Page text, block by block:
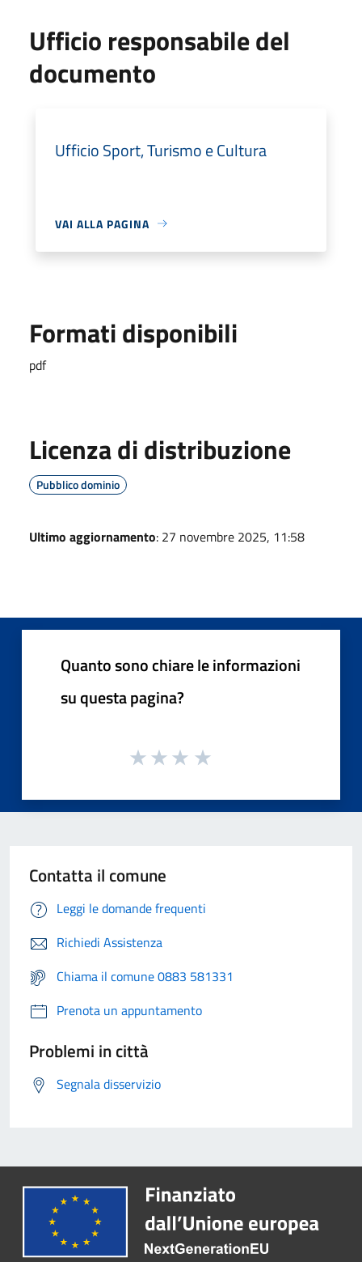
Ufficio responsabile del
documento
Ufficio Sport, Turismo e Cultura
VAI ALLA PAGINA
Formati disponibili
pdf
Licenza di distribuzione
Pubblico dominio
Ultimo aggiornamento: 27 novembre 2025, 11:58
Quanto sono chiare le informazioni
su questa pagina?
Contatta il comune
Leggi le domande frequenti
Richiedi Assistenza
Chiama il comune 0883 581331
Prenota un appuntamento
Problemi in città
Segnala disservizio